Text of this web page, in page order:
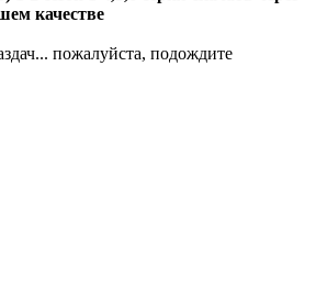
качестве
пожалуйста, подождите